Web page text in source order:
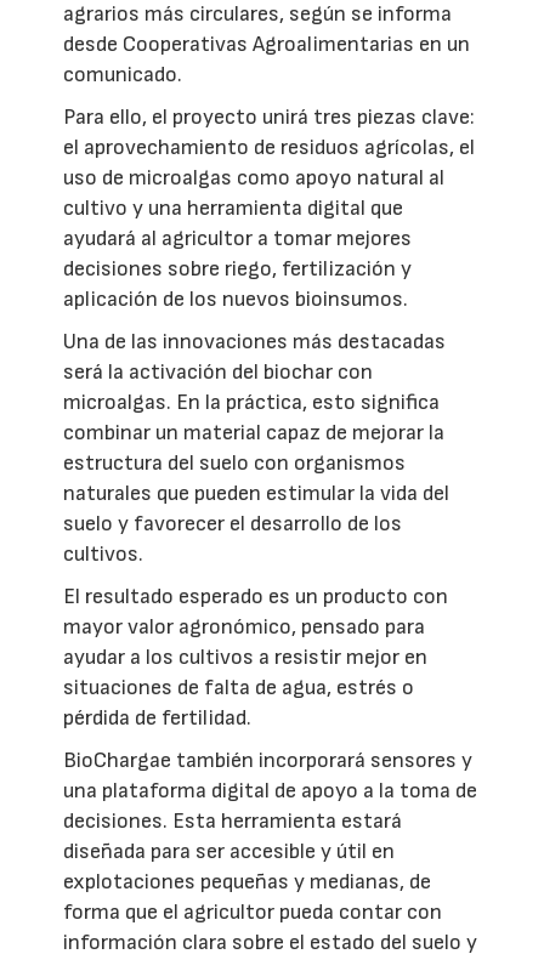
agrarios más circulares, según se informa
desde Cooperativas Agroalimentarias en un
comunicado.
Para ello, el proyecto unirá tres piezas clave:
el aprovechamiento de residuos agrícolas, el
uso de microalgas como apoyo natural al
cultivo y una herramienta digital que
ayudará al agricultor a tomar mejores
decisiones sobre riego, fertilización y
aplicación de los nuevos bioinsumos.
Una de las innovaciones más destacadas
será la activación del biochar con
microalgas. En la práctica, esto significa
combinar un material capaz de mejorar la
estructura del suelo con organismos
naturales que pueden estimular la vida del
suelo y favorecer el desarrollo de los
cultivos.
El resultado esperado es un producto con
mayor valor agronómico, pensado para
ayudar a los cultivos a resistir mejor en
situaciones de falta de agua, estrés o
pérdida de fertilidad.
BioChargae también incorporará sensores y
una plataforma digital de apoyo a la toma de
decisiones. Esta herramienta estará
diseñada para ser accesible y útil en
explotaciones pequeñas y medianas, de
forma que el agricultor pueda contar con
información clara sobre el estado del suelo y